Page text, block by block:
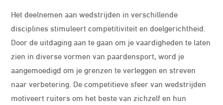
Het deelnemen aan wedstrijden in verschillende
disciplines stimuleert competitiviteit en doelgerichtheid.
Door de uitdaging aan te gaan om je vaardigheden te laten
zien in diverse vormen van paardensport, word je
aangemoedigd om je grenzen te verleggen en streven
naar verbetering. De competitieve sfeer van wedstrijden
motiveert ruiters om het beste van zichzelf en hun